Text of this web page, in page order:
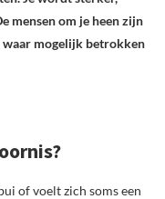
mensen om je heen zijn
mogelijk betrokken
of voelt zich soms een